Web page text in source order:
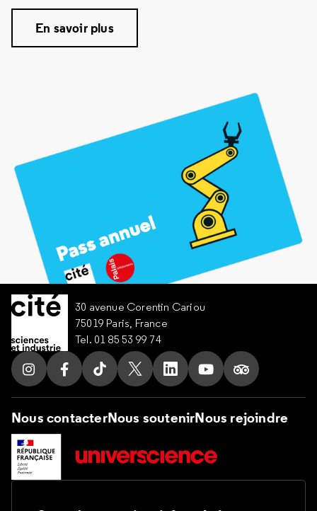
En savoir plus
30 avenue Corentin Cariou
75019 Paris, France
Tel. 01 85 53 99 74
Suivez nous sur Instagram
Suivez nous sur Facebook
Suivez nous sur Tik Tok
Suivez nous sur X
Suivez nous sur LinkedIn
Suivez nous sur
Suivez nous
Nous contacterNous soutenirNous rejoindre